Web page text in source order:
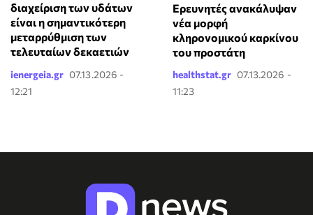
διαχείριση των υδάτων
είναι η σημαντικότερη
μεταρρύθμιση των
τελευταίων δεκαετιών
ienergeia.gr 07.13.2026 -
12:21
Ερευνητές ανακάλυψαν
νέα μορφή
κληρονομικού καρκίνου
του προστάτη
healthstat.gr 07.13.2026 -
11:23